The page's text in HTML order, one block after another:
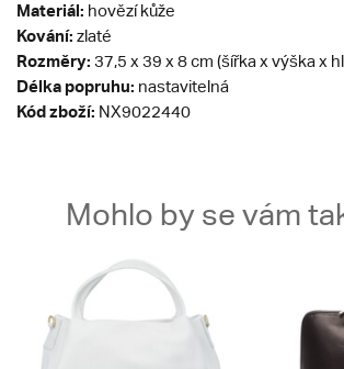
Materiál: hovězí kůže
Kování: zlaté
Rozměry: 37,5 x 39 x 8 cm (šířka x výška x
Délka popruhu: nastavitelná
Kód zboží: NX9022440
Mohlo by se vám